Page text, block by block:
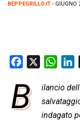
BEPPEGRILLO.IT - GIUGNO
c
e
W
a
t
s
n
k
e
B
ilancio
indagato